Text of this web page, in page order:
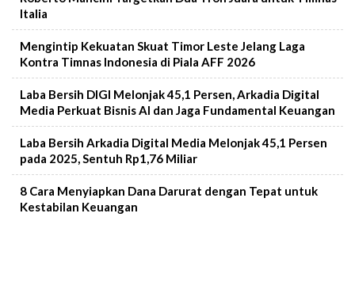
Italia
Mengintip Kekuatan Skuat Timor Leste Jelang Laga
Kontra Timnas Indonesia di Piala AFF 2026
Laba Bersih DIGI Melonjak 45,1 Persen, Arkadia Digital
Media Perkuat Bisnis AI dan Jaga Fundamental Keuangan
Laba Bersih Arkadia Digital Media Melonjak 45,1 Persen
pada 2025, Sentuh Rp1,76 Miliar
8 Cara Menyiapkan Dana Darurat dengan Tepat untuk
Kestabilan Keuangan